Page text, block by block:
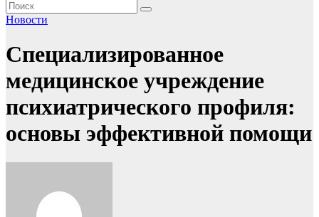
Новости
Специализированное
медицинское учреждение
психиатрического профиля:
основы эффективной помощи